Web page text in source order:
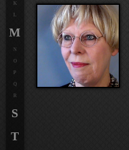
K
L
M
N
O
P
Q
R
S
T